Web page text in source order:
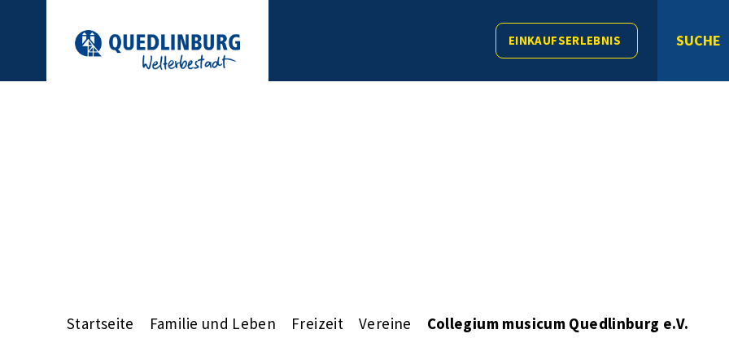
EINKAUFSERLEBNIS SUCHE
Startseite Familie und Leben Freizeit Vereine Collegium musicum Quedlinburg e.V.